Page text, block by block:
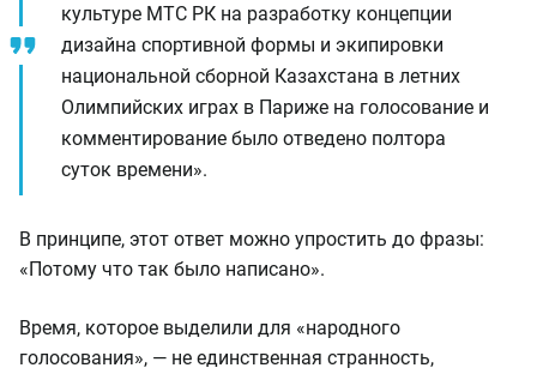
культуре МТС РК на разработку концепции
дизайна спортивной формы и экипировки
национальной сборной Казахстана в летних
Олимпийских играх в Париже на голосование и
комментирование было отведено полтора
суток времени».
В принципе, этот ответ можно упростить до фразы:
«Потому что так было написано».
Время, которое выделили для «народного
голосования», — не единственная странность,